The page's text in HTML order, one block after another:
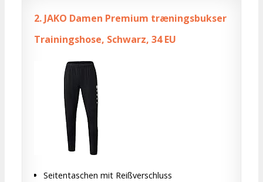
2. JAKO Damen Premium træningsbukser
Trainingshose, Schwarz, 34 EU
Seitentaschen mit Reißverschluss